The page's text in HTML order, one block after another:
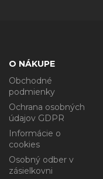
O NÁKUPE
Obchodné
podmienky
Ochrana osobných
údajov GDPR
Informácie o
cookies
Osobný odber v
zásielkovni